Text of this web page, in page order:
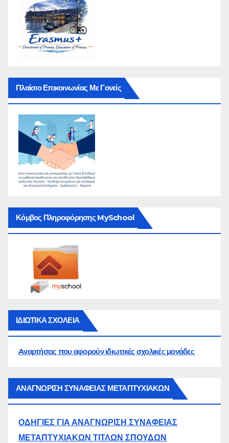
Πλαίσιο Επικοινωνίας Με Γονείς
Κόμβος Πληροφόρησης MySchool
ΙΔΙΩΤΙΚΑ ΣΧΟΛΕΙΑ
Aναρτήσεις που αφορούν ιδιωτικές σχολικές μονάδες
ΑΝΑΓΝΩΡΙΣΗ ΣΥΝΑΦΕΙΑΣ ΜΕΤΑΠΤΥΧΙΑΚΩΝ
ΟΔΗΓΙΕΣ ΓΙΑ ΑΝΑΓΝΩΡΙΣΗ ΣΥΝΑΦΕΙΑΣ
ΜΕΤΑΠΤΥΧΙΑΚΩΝ ΤΙΤΛΩΝ ΣΠΟΥΔΩΝ